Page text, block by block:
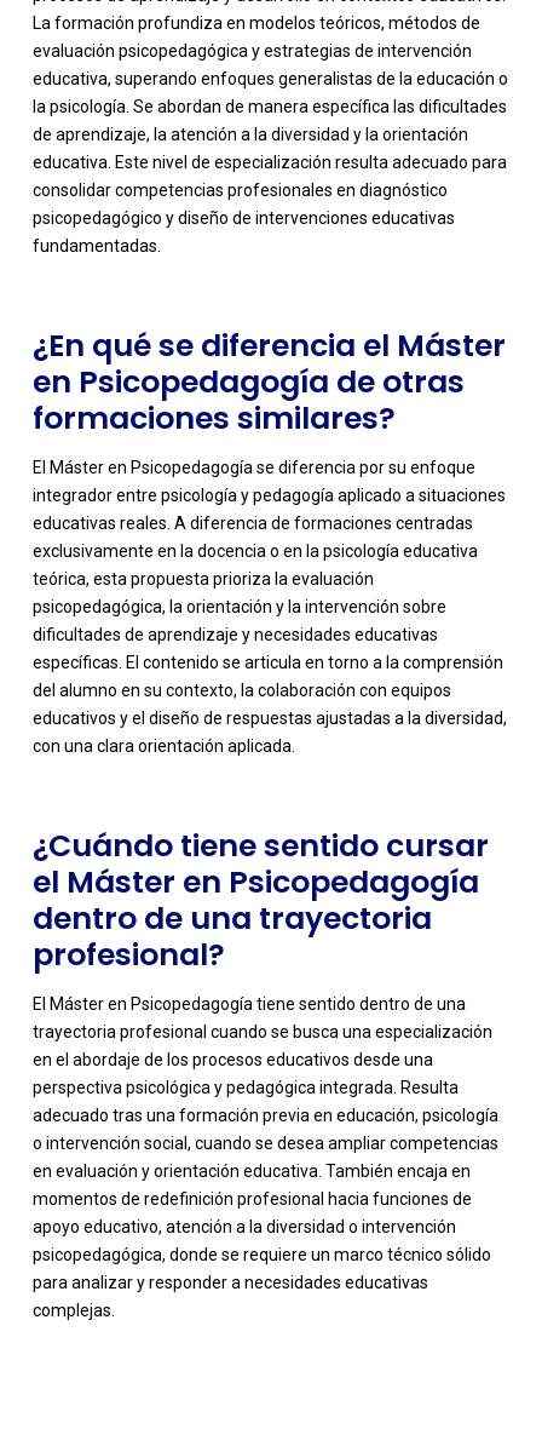
La formación profundiza en modelos teóricos, métodos de
evaluación psicopedagógica y estrategias de intervención
educativa, superando enfoques generalistas de la educación o
la psicología. Se abordan de manera específica las dificultades
de aprendizaje, la atención a la diversidad y la orientación
educativa. Este nivel de especialización resulta adecuado para
consolidar competencias profesionales en diagnóstico
psicopedagógico y diseño de intervenciones educativas
fundamentadas.
-
¿En qué se diferencia el Máster
en Psicopedagogía de otras
formaciones similares?
El Máster en Psicopedagogía se diferencia por su enfoque
integrador entre psicología y pedagogía aplicado a situaciones
educativas reales. A diferencia de formaciones centradas
exclusivamente en la docencia o en la psicología educativa
teórica, esta propuesta prioriza la evaluación
psicopedagógica, la orientación y la intervención sobre
dificultades de aprendizaje y necesidades educativas
específicas. El contenido se articula en torno a la comprensión
del alumno en su contexto, la colaboración con equipos
educativos y el diseño de respuestas ajustadas a la diversidad,
con una clara orientación aplicada.
-
¿Cuándo tiene sentido cursar
el Máster en Psicopedagogía
dentro de una trayectoria
profesional?
El Máster en Psicopedagogía tiene sentido dentro de una
trayectoria profesional cuando se busca una especialización
en el abordaje de los procesos educativos desde una
perspectiva psicológica y pedagógica integrada. Resulta
adecuado tras una formación previa en educación, psicología
o intervención social, cuando se desea ampliar competencias
en evaluación y orientación educativa. También encaja en
momentos de redefinición profesional hacia funciones de
apoyo educativo, atención a la diversidad o intervención
psicopedagógica, donde se requiere un marco técnico sólido
para analizar y responder a necesidades educativas
complejas.